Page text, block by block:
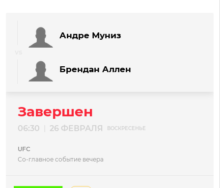
Андре Муниз
Брендан Аллен
Завершен
06:30 26 ФЕВРАЛЯ ВОСКРЕСЕНЬЕ
UFC
Со-главное событие вечера